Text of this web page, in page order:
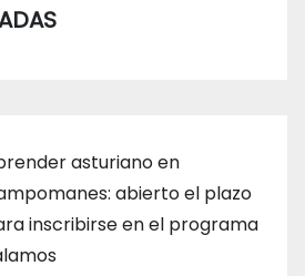
asturiano en
abierto el plazo
inscribirse en el programa